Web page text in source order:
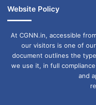
Website Policy
At CGNN.in, accessible
our visitors is one of
document outlines the
we use it, in full
and